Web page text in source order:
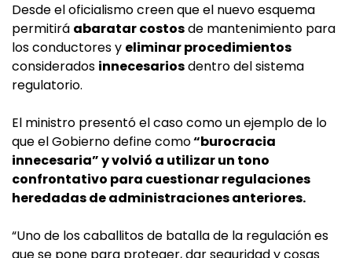
Desde el oficialismo creen que el nuevo esquema
permitirá abaratar costosde mantenimiento para
los conductores y eliminar procedimientos
considerados innecesariosdentro del sistema
regulatorio.
El ministro presentó el caso como un ejemplo de lo
que el Gobierno define como“burocracia
innecesaria” y volvió a utilizar un tono
confrontativo para cuestionar regulaciones
heredadas de administraciones anteriores.
“Uno de los caballitos de batalla de la regulación es